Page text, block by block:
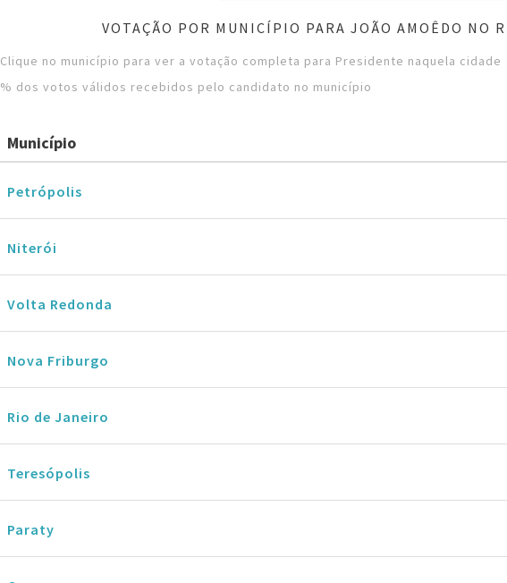
VOTAÇÃO POR MUNICÍPIO PARA JOÃO AMOÊDO NO
Clique no município para ver a votação completa para Presidente naquela cidade
% dos votos válidos recebidos pelo candidato no município
Município
Petrópolis
Niterói
Volta Redonda
Nova Friburgo
Rio de Janeiro
Teresópolis
Paraty